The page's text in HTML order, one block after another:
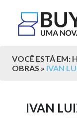
VOCÊ ESTÁ EM:
OBRAS » IVAN
IVAN